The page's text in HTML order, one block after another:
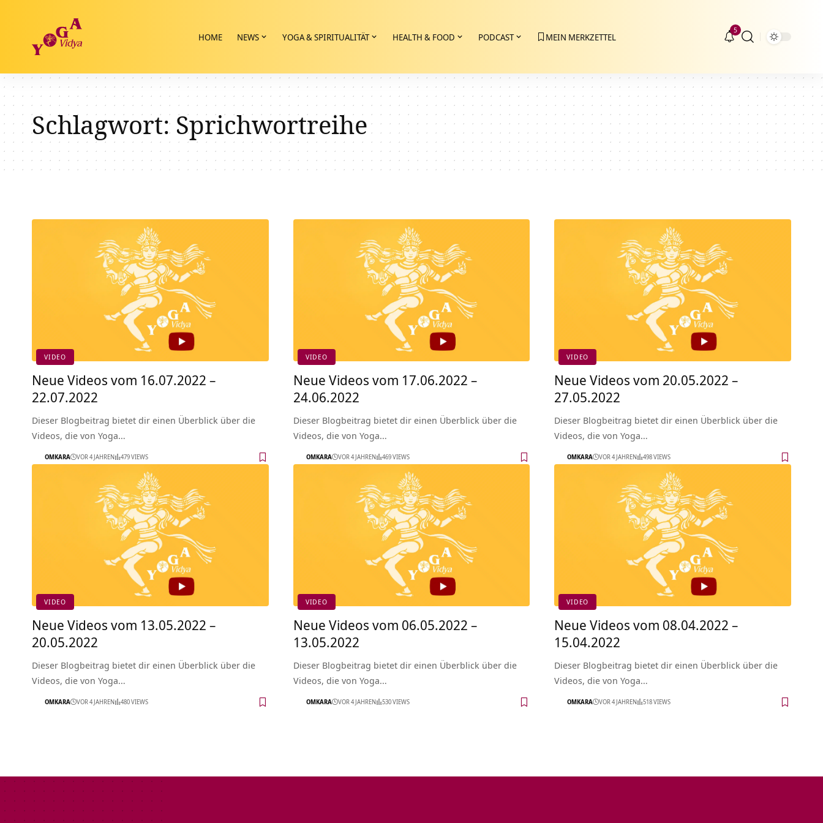
HOME NEWS YOGA & SPIRITUALITÄT HEALTH & FOOD PODCAST MEIN MERKZETTEL
5
Schlagwort: Sprichwortreihe
VIDEO
Neue Videos vom 16.07.2022 –
22.07.2022
Dieser Blogbeitrag bietet dir einen Überblick über die
Videos, die von Yoga…
OMKARA VOR 4 JAHREN 479 VIEWS
VIDEO
Neue Videos vom 17.06.2022 –
24.06.2022
Dieser Blogbeitrag bietet dir einen Überblick über die
Videos, die von Yoga…
OMKARA VOR 4 JAHREN 469 VIEWS
VIDEO
Neue Videos vom 20.05.2022 –
27.05.2022
Dieser Blogbeitrag bietet dir einen Überblick über die
Videos, die von Yoga…
OMKARA VOR 4 JAHREN 498 VIEWS
VIDEO
Neue Videos vom 13.05.2022 –
20.05.2022
Dieser Blogbeitrag bietet dir einen Überblick über die
Videos, die von Yoga…
OMKARA VOR 4 JAHREN 480 VIEWS
VIDEO
Neue Videos vom 06.05.2022 –
13.05.2022
Dieser Blogbeitrag bietet dir einen Überblick über die
Videos, die von Yoga…
OMKARA VOR 4 JAHREN 530 VIEWS
VIDEO
Neue Videos vom 08.04.2022 –
15.04.2022
Dieser Blogbeitrag bietet dir einen Überblick über die
Videos, die von Yoga…
OMKARA VOR 4 JAHREN 518 VIEWS